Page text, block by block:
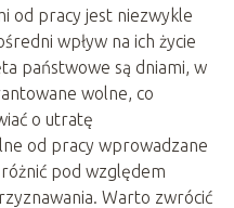
od pracy jest niezwykle
wpływ na ich życie
państwowe są dniami, w
wolne, co
o utratę
od pracy wprowadzane
pod względem
Warto zwrócić